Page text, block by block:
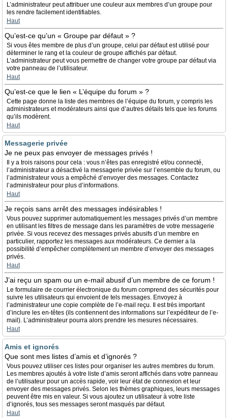
L’administrateur peut attribuer une couleur aux membres d’un groupe pour
les rendre facilement identifiables.
Haut
Qu’est-ce qu’un « Groupe par défaut » ?
Si vous êtes membre de plus d’un groupe, celui par défaut est utilisé pour
déterminer le rang et la couleur de groupe affichés par défaut.
L’administrateur peut vous permettre de changer votre groupe par défaut via
votre panneau de l’utilisateur.
Haut
Qu’est-ce que le lien « L’équipe du forum » ?
Cette page donne la liste des membres de l’équipe du forum, y compris les
administrateurs et modérateurs ainsi que d’autres détails tels que les forums
qu’ils modèrent.
Haut
Messagerie privée
Je ne peux pas envoyer de messages privés !
Il y a trois raisons pour cela : vous n’êtes pas enregistré et/ou connecté,
l’administrateur a désactivé la messagerie privée sur l’ensemble du forum, ou
l’administrateur vous a empêché d’envoyer des messages. Contactez
l’administrateur pour plus d’informations.
Haut
Je reçois sans arrêt des messages indésirables !
Vous pouvez supprimer automatiquement les messages privés d’un membre
en utilisant les filtres de message dans les paramètres de votre messagerie
privée. Si vous recevez des messages privés abusifs d’un membre en
particulier, rapportez les messages aux modérateurs. Ce dernier a la
possibilité d’empêcher complètement un membre d’envoyer des messages
privés.
Haut
J’ai reçu un spam ou un e-mail abusif d’un membre de ce forum !
Le formulaire de courrier électronique du forum comprend des sécurités pour
suivre les utilisateurs qui envoient de tels messages. Envoyez à
l’administrateur une copie complète de l’e-mail reçu. Il est très important
d’inclure les en-têtes (ils contiennent des informations sur l’expéditeur de l’e-
mail). L’administrateur pourra alors prendre les mesures nécessaires.
Haut
Amis et ignorés
Que sont mes listes d’amis et d’ignorés ?
Vous pouvez utiliser ces listes pour organiser les autres membres du forum.
Les membres ajoutés à votre liste d’amis seront affichés dans votre panneau
de l’utilisateur pour un accès rapide, voir leur état de connexion et leur
envoyer des messages privés. Selon les thèmes graphiques, leurs messages
peuvent être mis en valeur. Si vous ajoutez un utilisateur à votre liste
d’ignorés, tous ses messages seront masqués par défaut.
Haut